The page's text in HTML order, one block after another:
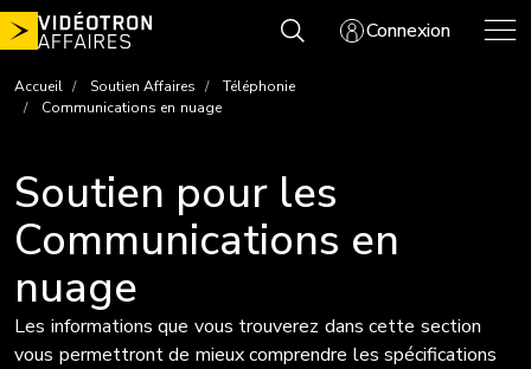
Aller
au
Connexion
Accueil Soutien Affaires
Téléphonie
Communications en nuage
Soutien pour les
Communications en
nuage
Les informations que vous trouverez dans cette section
vous permettront de mieux comprendre les spécifications